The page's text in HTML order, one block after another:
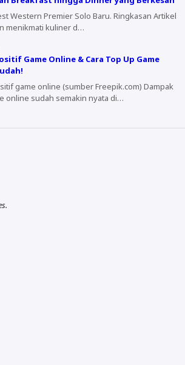
Premier Solo Baru. Ringkasan Artikel
menikmati kuliner d…
Game Online & Cara Top Up Game
game online (sumber Freepik.com) Dampak
online sudah semakin nyata di…